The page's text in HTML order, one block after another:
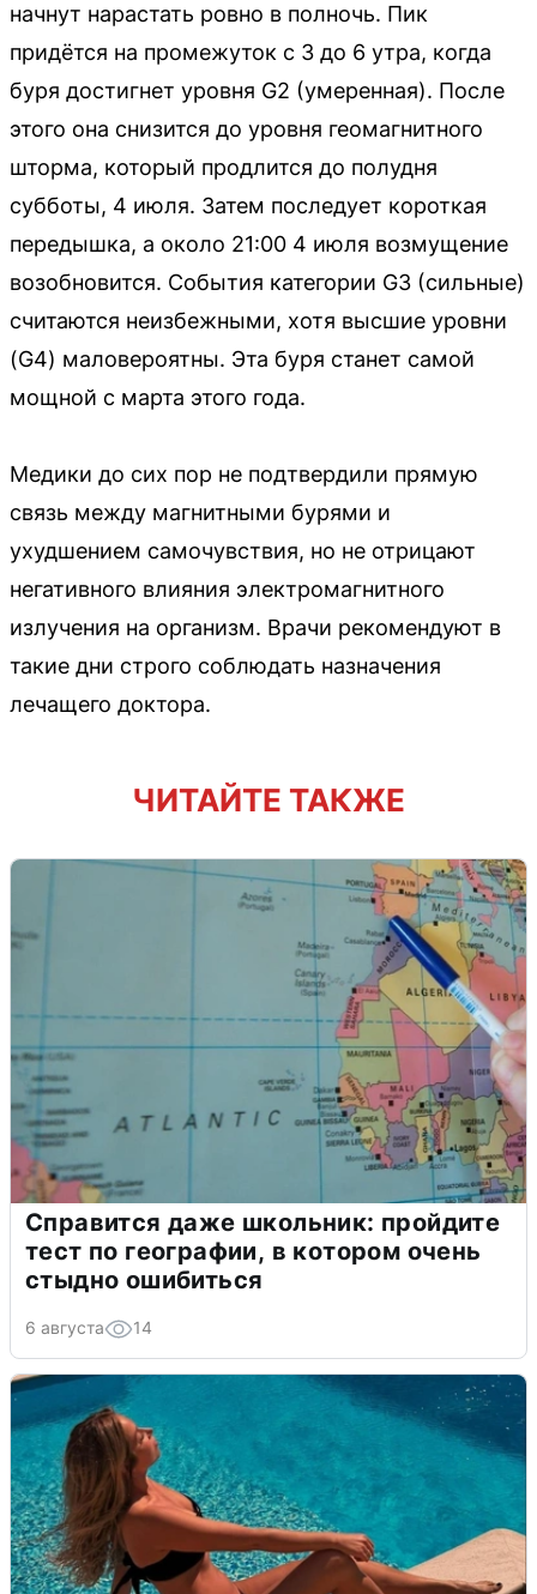
начнут нарастать ровно в полночь. Пик
придётся на промежуток с 3 до 6 утра, когда
буря достигнет уровня G2 (умеренная). После
этого она снизится до уровня геомагнитного
шторма, который продлится до полудня
субботы, 4 июля. Затем последует короткая
передышка, а около 21:00 4 июля возмущение
возобновится. События категории G3 (сильные)
считаются неизбежными, хотя высшие уровни
(G4) маловероятны. Эта буря станет самой
мощной с марта этого года.
Медики до сих пор не подтвердили прямую
связь между магнитными бурями и
ухудшением самочувствия, но не отрицают
негативного влияния электромагнитного
излучения на организм. Врачи рекомендуют в
такие дни строго соблюдать назначения
лечащего доктора.
ЧИТАЙТЕ ТАКЖЕ
Справится даже школьник: пройдите
тест по географии, в котором очень
стыдно ошибиться
6 августа 14